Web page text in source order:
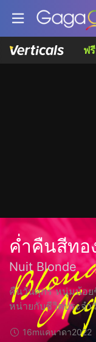
ฟรี
ค่ำคืนสีทอ
Nuit Blonde
คืนวันศุกร์ หนุ่มน้อย
หน่ายกับชีวิตประจำ
16mแคนาดา2022